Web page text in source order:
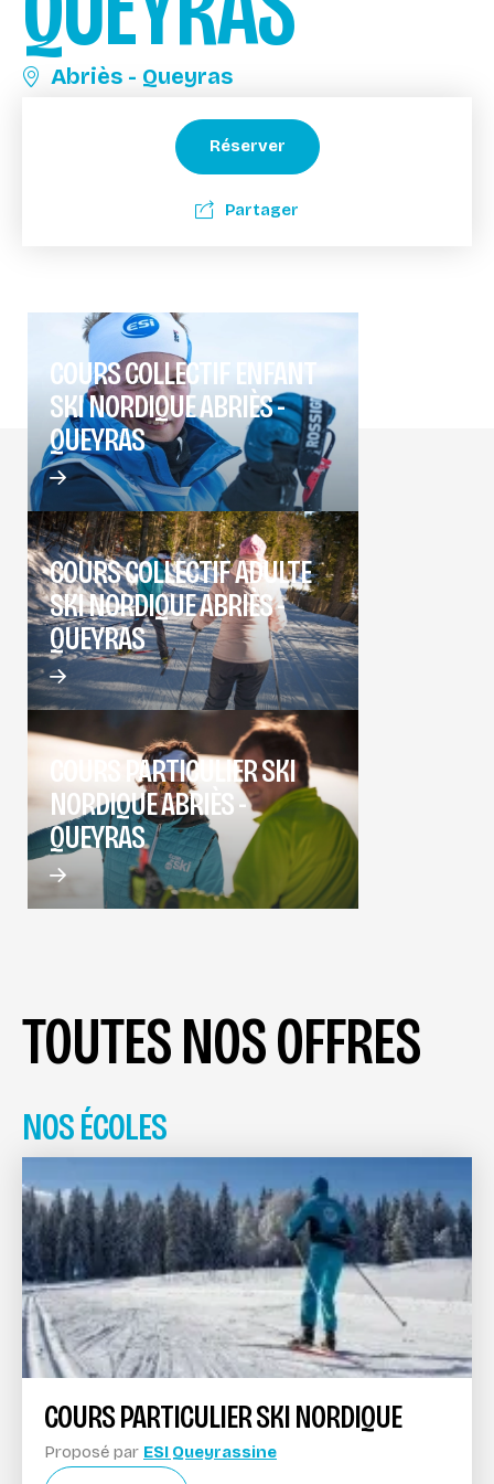
Abriès - Queyras
Réserver
Partager
COURS COLLECTIF ENFANT
SKI NORDIQUE ABRIÈS -
QUEYRAS
COURS COLLECTIF ADULTE
SKI NORDIQUE ABRIÈS -
QUEYRAS
COURS PARTICULIER SKI
NORDIQUE ABRIÈS -
QUEYRAS
TOUTES NOS OFFRES
NOS ÉCOLES
COURS PARTICULIER SKI NORDIQUE
Proposé par ESI Queyrassine